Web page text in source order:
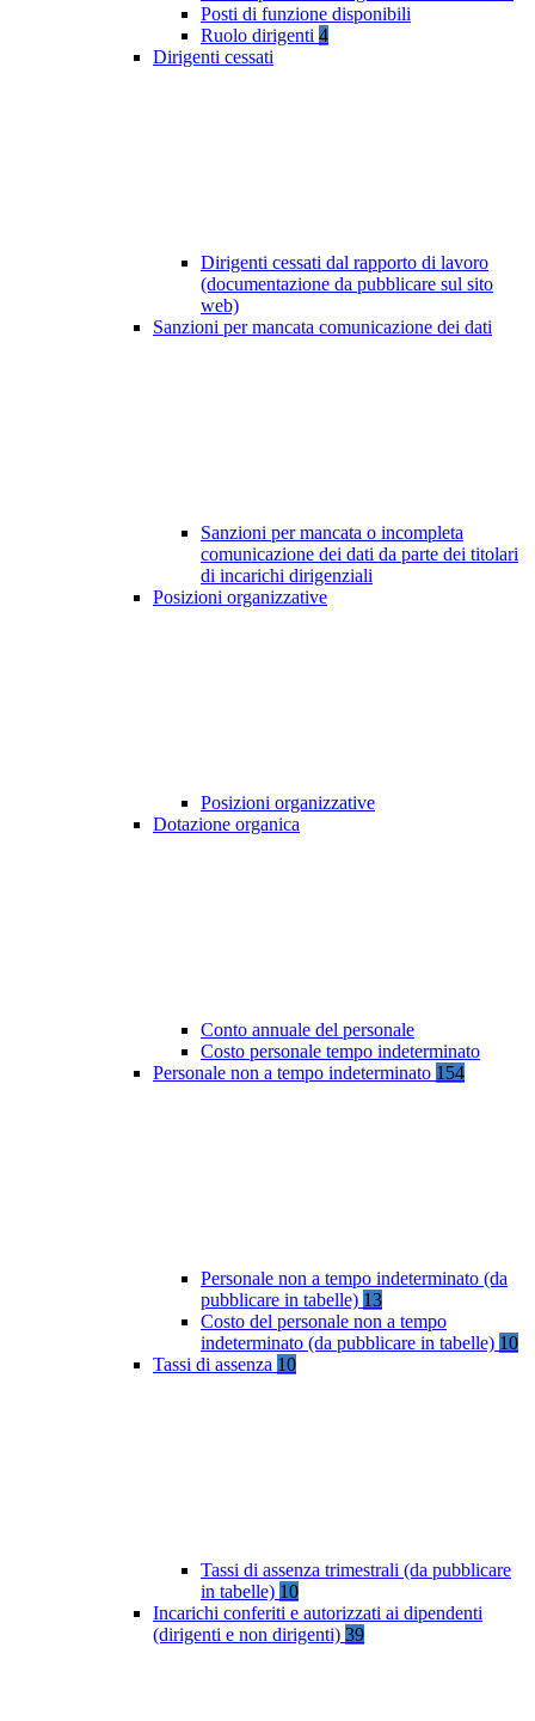
Posti di funzione disponibili
Ruolo dirigenti 4
Dirigenti cessati
Dirigenti cessati dal rapporto di lavoro
(documentazione da pubblicare sul sito
web)
Sanzioni per mancata comunicazione dei dati
Sanzioni per mancata o incompleta
comunicazione dei dati da parte dei titolari
di incarichi dirigenziali
Posizioni organizzative
Posizioni organizzative
Dotazione organica
Conto annuale del personale
Costo personale tempo indeterminato
Personale non a tempo indeterminato 154
Personale non a tempo indeterminato (da
pubblicare in tabelle) 13
Costo del personale non a tempo
indeterminato (da pubblicare in tabelle) 10
Tassi di assenza 10
Tassi di assenza trimestrali (da pubblicare
in tabelle) 10
Incarichi conferiti e autorizzati ai dipendenti
(dirigenti e non dirigenti) 39